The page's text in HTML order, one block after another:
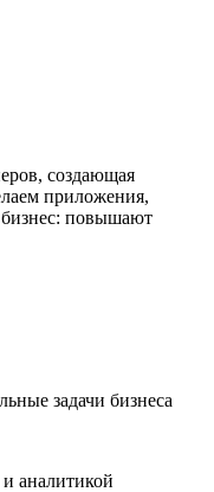
создающая
приложения,
бизнес: повышают
задачи бизнеса
аналитикой